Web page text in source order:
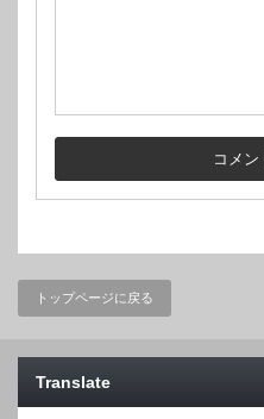
トップページに戻る
Translate